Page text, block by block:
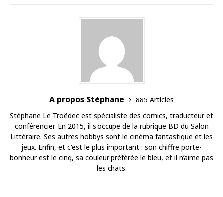
A propos Stéphane
885 Articles
Stéphane Le Troëdec est spécialiste des comics, traducteur et
conférencier. En 2015, il s'occupe de la rubrique BD du Salon
Littéraire. Ses autres hobbys sont le cinéma fantastique et les
jeux. Enfin, et c'est le plus important : son chiffre porte-
bonheur est le cinq, sa couleur préférée le bleu, et il n’aime pas
les chats.